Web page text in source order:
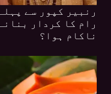
رنبیر کپور سے
رام کا کردار
ناکام ہوا؟